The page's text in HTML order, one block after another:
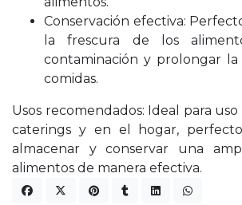
Conservación efectiva:
la frescura de los
contaminación y prolongar
comidas.
Usos recomendados: Ideal para
caterings y en el hogar,
almacenar y conservar una
alimentos de manera efectiva.